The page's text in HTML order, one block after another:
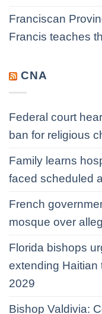
Franciscan
Francis teaches
CNA
Federal court
ban for religious
Family learns
faced scheduled
French
mosque over
Florida bishops
extending Haitian
2029
Bishop Valdivia: